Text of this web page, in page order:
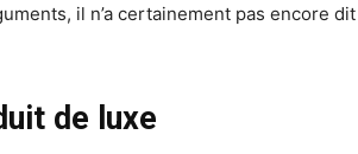
il n’a certainement pas encore dit
de luxe